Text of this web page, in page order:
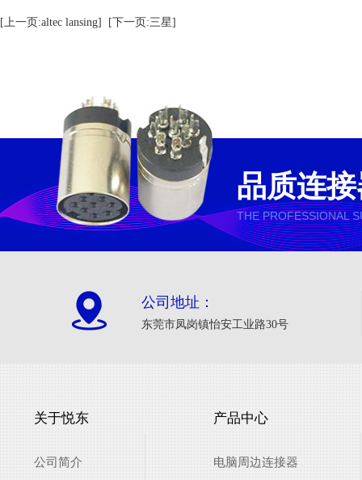
[上一页:altec lansing] [下一页:三星]
品质连
THE PROFESSIONAL
公司地址：
东莞市凤岗镇怡安工业路30号
关于悦东
公司简介
产品中心
电脑周边连接器